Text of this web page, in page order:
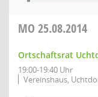
MO 25.08.2014
Ortschaftsrat
19:00-19:40 Uhr
Vereinshaus,